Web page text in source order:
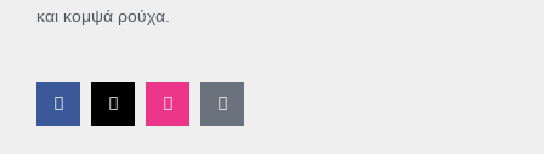
και κομψά ρούχα.
a
c
-
t
n
s
i
k